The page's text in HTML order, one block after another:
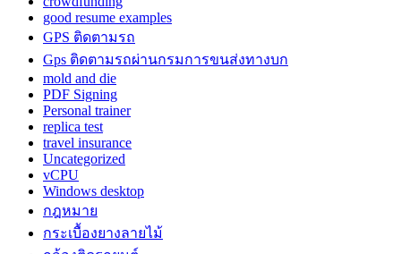
good resume examples
GPS ติดตามรถ
Gps ติดตามรถผ่านกรมการขนส่งทางบก
mold and die
PDF Signing
Personal trainer
replica test
travel insurance
Uncategorized
vCPU
Windows desktop
กฎหมาย
กระเบื้องยางลายไม้